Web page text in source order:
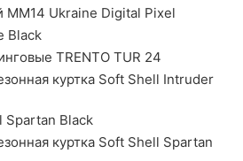
ММ14 Ukraine Digital Pixel
Black
TRENTO TUR 24
куртка Soft Shell Intruder
Spartan Black
куртка Soft Shell Spartan